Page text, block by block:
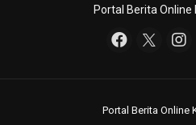
Portal Berita Online
Portal Berita Online